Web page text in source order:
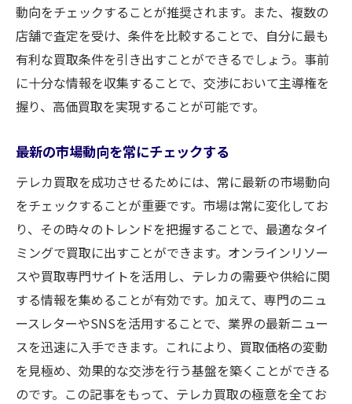
動向をチェックすることが推奨されます。また、複数の
店舗で査定を受け、条件を比較することで、自分に最も
有利な買取条件を引き出すことができるでしょう。事前
に十分な情報を収集することで、交渉において主導権を
握り、高価買取を実現することが可能です。
最新の市場動向を常にチェックする
テレカ買取を成功させるためには、常に最新の市場動向
をチェックすることが重要です。市場は常に変化してお
り、その時々のトレンドを把握することで、最適なタイ
ミングで買取に出すことができます。オンラインリソー
スや買取専門サイトを活用し、テレカの需要や供給に関
する情報を集めることが有効です。加えて、専門のニュ
ースレターやSNSを活用することで、業界の最新ニュー
スを迅速に入手できます。これにより、買取価格の変動
を見極め、効果的な交渉を行う基盤を築くことができる
のです。この記事をもって、テレカ買取の極意を全てお